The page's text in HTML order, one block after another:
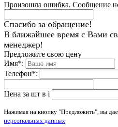
Произошла ошибка. Сообщение
Спасибо за обращение!
В ближайшее время с Вами
менеджер!
Предложите свою цену
Имя*:
Телефон*:
Цена за шт в i
Нажимая на кнопку "Предложить", вы
персональных данных